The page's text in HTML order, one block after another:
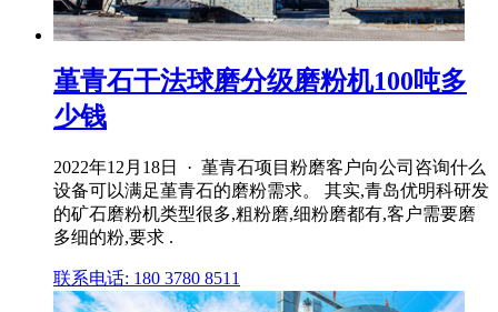
堇青石干法球磨分级磨粉机100吨多
少钱
2022年12月18日 · 堇青石项目粉磨客户向公司咨询什么
设备可以满足堇青石的磨粉需求。 其实,青岛优明科研发
的矿石磨粉机类型很多,粗粉磨,细粉磨都有,客户需要磨
多细的粉,要求 .
联系电话: 180 3780 8511